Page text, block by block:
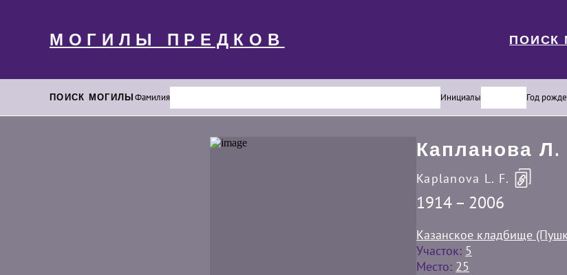
МОГИЛЫ ПРЕДКОВ ПОИСК
ПОИСК МОГИЛЫФамилия Инициалы Год
Капланова
Kaplanova L. F.
1914 – 2006
Казанское кладбище
Участок: 5
Место: 25